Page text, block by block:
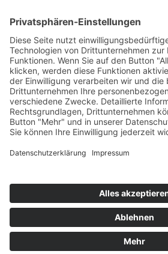
Impressum
Datenschutz
Sitemap
▲